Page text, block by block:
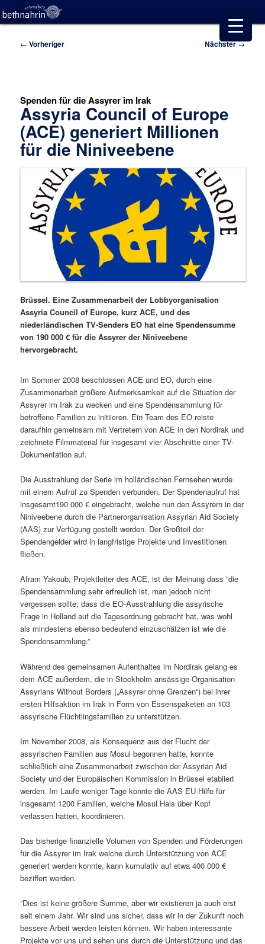
Beitragsnavigation
← Vorheriger Nächster→
Spenden für die Assyrer im Irak
Assyria Council of Europe
(ACE) generiert Millionen
für die Niniveebene
Brüssel. Eine Zusammenarbeit der Lobbyorganisation
Assyria Council of Europe, kurz ACE, und des
niederländischen TV-Senders EO hat eine Spendensumme
von 190 000 € für die Assyrer der Niniveebene
hervorgebracht.
Im Sommer 2008 beschlossen ACE und EO, durch eine
Zusammenarbeit größere Aufmerksamkeit auf die Situation der
Assyrer im Irak zu wecken und eine Spendensammlung für
betroffene Familien zu initiieren. Ein Team des EO reiste
daraufhin gemeinsam mit Vertretern von ACE in den Nordirak und
zeichnete Filmmaterial für insgesamt vier Abschnitte einer TV-
Dokumentation auf.
Die Ausstrahlung der Serie im holländischen Fernsehen wurde
mit einem Aufruf zu Spenden verbunden. Der Spendenaufruf hat
insgesamt190 000 € eingebracht, welche nun den Assyrern in der
Niniveebene durch die Partnerorganisation Assyrian Aid Society
(AAS) zur Verfügung gestellt werden. Der Großteil der
Spendengelder wird in langfristige Projekte und Investitionen
fließen.
Afram Yakoub, Projektleiter des ACE, ist der Meinung dass ”die
Spendensammlung sehr erfreulich ist, man jedoch nicht
vergessen sollte, dass die EO-Ausstrahlung die assyrische
Frage in Holland auf die Tagesordnung gebracht hat, was wohl
als mindestens ebenso bedeutend einzuschätzen ist wie die
Spendensammlung.”
Während des gemeinsamen Aufenthaltes im Nordirak gelang es
dem ACE außerdem, die in Stockholm ansässige Organisation
Assyrians Without Borders („Assyrer ohne Grenzen“) bei ihrer
ersten Hilfsaktion im Irak in Form von Essenspaketen an 103
assyrische Flüchtlingsfamilien zu unterstützen.
Im November 2008, als Konsequenz aus der Flucht der
assyrischen Familien aus Mosul begonnen hatte, konnte
schließlich eine Zusammenarbeit zwischen der Assyrian Aid
Society und der Europäischen Kommission in Brüssel etabliert
werden. Im Laufe weniger Tage konnte die AAS EU-Hilfe für
insgesamt 1200 Familien, welche Mosul Hals über Kopf
verlassen hatten, koordinieren.
Das bisherige finanzielle Volumen von Spenden und Förderungen
für die Assyrer im Irak welche durch Unterstützung von ACE
generiert werden konnte, kann kumulativ auf etwa 400 000 €
beziffert werden.
”Dies ist keine größere Summe, aber wir existieren ja auch erst
seit einem Jahr. Wir sind uns sicher, dass wir in der Zukunft noch
bessere Arbeit werden leisten können. Wir haben interessante
Projekte vor uns und sehen uns durch die Unterstützung und das